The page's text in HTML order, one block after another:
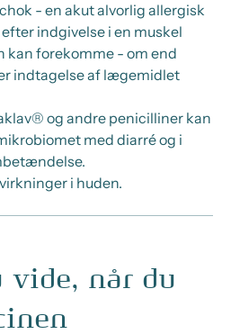
- en akut alvorlig allergisk
indgivelse i en muskel
kan forekomme - om end
indtagelse af lægemidlet
og andre penicilliner kan
med diarré og i
i huden.
vide, når du